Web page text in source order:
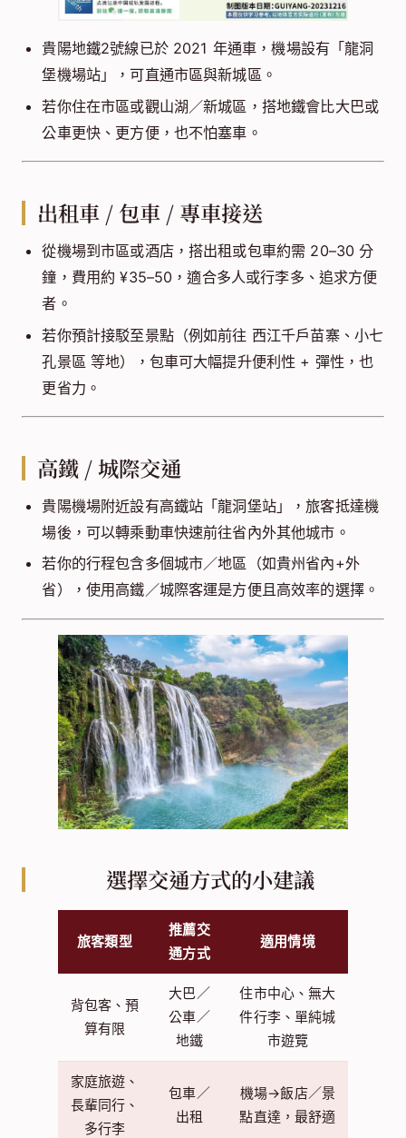
貴陽地鐵2號線已於 2021 年通車，機場設有「龍洞
堡機場站」，可直通市區與新城區。
若你住在市區或觀山湖／新城區，搭地鐵會比大巴或
公車更快、更方便，也不怕塞車。
出租車 / 包車 / 專車接送
從機場到市區或酒店，搭出租或包車約需 20–30 分
鐘，費用約 ¥35–50，適合多人或行李多、追求方便
者。
若你預計接駁至景點（例如前往 西江千戶苗寨、小七
孔景區 等地），包車可大幅提升便利性 + 彈性，也
更省力。
高鐵 / 城際交通
貴陽機場附近設有高鐵站「龍洞堡站」，旅客抵達機
場後，可以轉乘動車快速前往省內外其他城市。
若你的行程包含多個城市／地區（如貴州省內+外
省），使用高鐵／城際客運是方便且高效率的選擇。
選擇交通方式的小建議
旅客類型
推薦交
通方式
適用情境
背包客、預
算有限
大巴／
公車／
地鐵
住市中心、無大
件行李、單純城
市遊覽
家庭旅遊、
長輩同行、
多行李
包車／
出租
機場→飯店／景
點直達，最舒適